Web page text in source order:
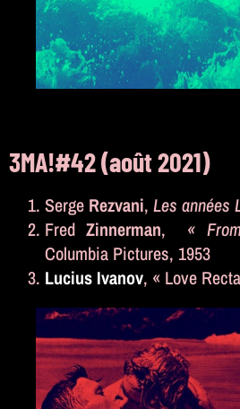
3MA!#42 (août 2021)
Serge Rezvani, Les années
FredZinnerman, «
Columbia Pictures, 1953
Lucius Ivanov, « Love